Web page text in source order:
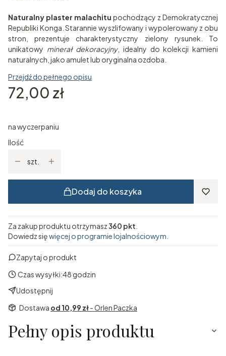
Naturalny plaster malachitu pochodzący z Demokratycznej
Republiki Konga. Starannie wyszlifowany i wypolerowany z obu
stron, prezentuje charakterystyczny zielony rysunek. To
unikatowy minerał dekoracyjny, idealny do kolekcji kamieni
naturalnych, jako amulet lub oryginalna ozdoba.
Przejdź do pełnego opisu
Cena
72,00 zł
na wyczerpaniu
Ilość
szt.
Dodaj do koszyka
Za zakup produktu otrzymasz360 pkt
Dowiedz sięwięcej o programie lojalnościowym.
Zapytaj o produkt
Czas wysyłki:48 godzin
Udostępnij
Dostawa od 10,99 zł- Orlen Paczka
Pełny opis produktu